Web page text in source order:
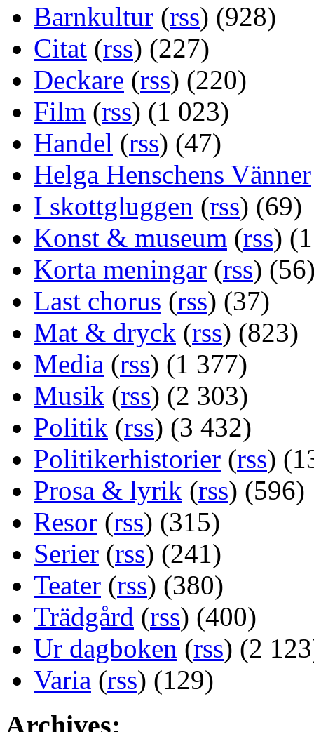
Barnkultur (rss) (928)
Citat (rss) (227)
Deckare (rss) (220)
Film (rss) (1 023)
Handel (rss) (47)
Helga Henschens Vänner
I skottgluggen (rss) (69)
Konst & museum (rss)
Korta meningar (rss)
Last chorus (rss) (37)
Mat & dryck (rss) (823)
Media (rss) (1 377)
Musik (rss) (2 303)
Politik (rss) (3 432)
Politikerhistorier (rss)
Prosa & lyrik (rss) (596)
Resor (rss) (315)
Serier (rss) (241)
Teater (rss) (380)
Trädgård (rss) (400)
Ur dagboken (rss) (2
Varia (rss) (129)
Archives: